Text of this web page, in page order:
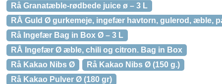
Rå Granatæble-rødbede juice ø – 3 L
RÅ Guld Ø gurkemeje, ingefær havtorn, gulerod, æble,
Rå Ingefær Bag in Box Ø – 3 L
RÅ Ingefær Ø æble, chili og citron. Bag in Box
Rå Kakao Nibs Ø
Rå Kakao Nibs Ø (150 g.)
Rå Kakao Pulver Ø (180 gr)